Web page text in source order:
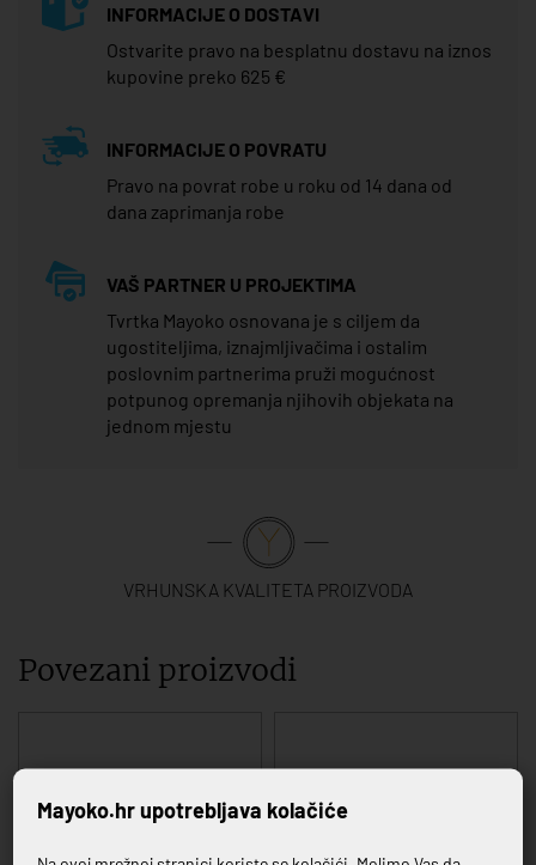
INFORMACIJE O DOSTAVI
Ostvarite pravo na besplatnu dostavu na iznos
kupovine preko 625 €
INFORMACIJE O POVRATU
Pravo na povrat robe u roku od 14 dana od
dana zaprimanja robe
VAŠ PARTNER U PROJEKTIMA
Tvrtka Mayoko osnovana je s ciljem da
ugostiteljima, iznajmljivačima i ostalim
poslovnim partnerima pruži mogućnost
potpunog opremanja njihovih objekata na
jednom mjestu
VRHUNSKA KVALITETA PROIZVODA
Povezani proizvodi
Mayoko.hr upotrebljava kolačiće